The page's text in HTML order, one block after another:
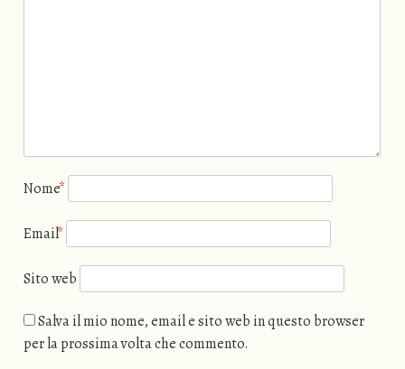
Nome*
Email*
Sito web
Salva il mio nome, email e sito web in questo browser
per la prossima volta che commento.